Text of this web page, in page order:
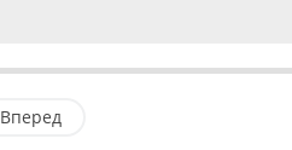
Вперед